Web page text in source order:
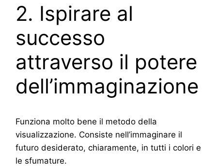
2. Ispirare al
successo
attraverso il potere
dell’immaginazione
Funziona molto bene il metodo della
visualizzazione. Consiste nell’immaginare il
futuro desiderato, chiaramente, in tutti i colori e
le sfumature.